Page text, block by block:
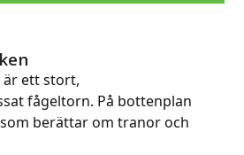
är ett stort,
fågeltorn. På bottenplan
berättar om tranor och